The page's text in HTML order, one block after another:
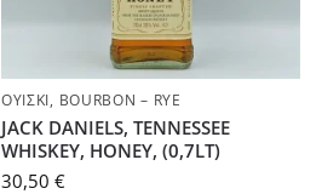
ΟΥΊΣΚΙ, BOURBON – RYE
JACK DANIELS, TENNESSEE
WHISKEY, HONEY, (0,7LT)
30,50 €